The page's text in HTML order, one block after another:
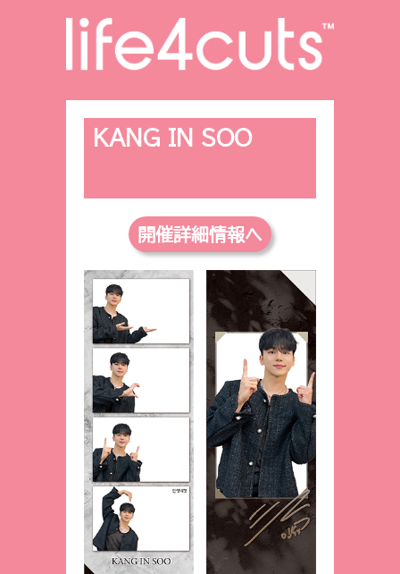
KANG IN SOO
開催詳細情報へ